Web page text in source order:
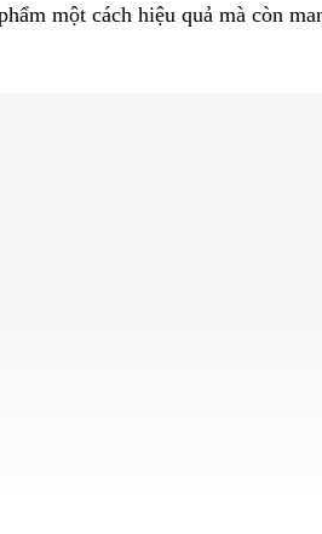
một cách hiệu quả mà còn